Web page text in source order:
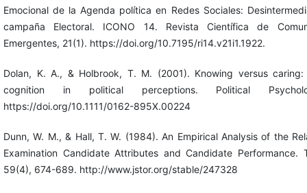
Emocional de la Agenda política en Redes Sociales:
campaña Electoral. ICONO 14. Revista Científica de
Emergentes, 21(1). https://doi.org/10.7195/ri14.v21i1.1922.
Dolan, K. A., & Holbrook, T. M. (2001). Knowing versus
cognition in political perceptions. Political
https://doi.org/10.1111/0162-895X.00224
Dunn, W. M., & Hall, T. W. (1984). An Empirical Analysis of the
Examination Candidate Attributes and Candidate Performance.
59(4), 674-689. http://www.jstor.org/stable/247328